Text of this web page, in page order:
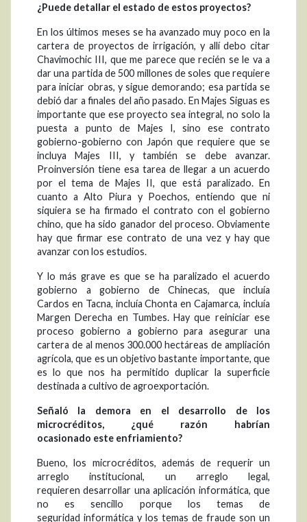
¿Puede detallar el estado de estos proyectos?
En los últimos meses se ha avanzado muy poco en la
cartera de proyectos de irrigación, y allí debo citar
Chavimochic III, que me parece que recién se le va a
dar una partida de 500 millones de soles que requiere
para iniciar obras, y sigue demorando; esa partida se
debió dar a finales del año pasado. En Majes Siguas es
importante que ese proyecto sea integral, no solo la
puesta a punto de Majes I, sino ese contrato
gobierno-gobierno con Japón que requiere que se
incluya Majes III, y también se debe avanzar.
Proinversión tiene esa tarea de llegar a un acuerdo
por el tema de Majes II, que está paralizado. En
cuanto a Alto Piura y Poechos, entiendo que ni
siquiera se ha firmado el contrato con el gobierno
chino, que ha sido ganador del proceso. Obviamente
hay que firmar ese contrato de una vez y hay que
avanzar con los estudios.
Y lo más grave es que se ha paralizado el acuerdo
gobierno a gobierno de Chinecas, que incluía
Cardos en Tacna, incluía Chonta en Cajamarca, incluía
Margen Derecha en Tumbes. Hay que reiniciar ese
proceso gobierno a gobierno para asegurar una
cartera de al menos 300.000 hectáreas de ampliación
agrícola, que es un objetivo bastante importante, que
es lo que nos ha permitido duplicar la superficie
destinada a cultivo de agroexportación.
Señaló la demora en el desarrollo de los
microcréditos, ¿qué razón habrían
ocasionado este enfriamiento?
Bueno, los microcréditos, además de requerir un
arreglo institucional, un arreglo legal,
requieren desarrollar una aplicación informática, que
no es sencillo porque los temas de
seguridad informática y los temas de fraude son un